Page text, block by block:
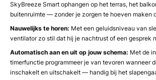
SkyBreeze Smart ophangen op het terras, het
buitenruimte — zonder je zorgen te hoeven maken
Nauwelijks te horen: Met een geluidsniveau van
ventilator zo stil dat hij je nachtrust of een gesprek
Automatisch aan en uit op jouw schema: Met de
timerfunctie programmeer je van tevoren wanneer
inschakelt en uitschakelt — handig bij het